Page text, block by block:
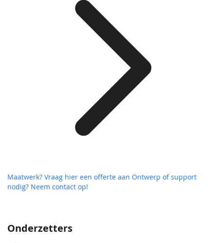
Onderzetters
Maatwerk? Vraag hier een offerte aan Ontwerp of support
nodig? Neem contact op!